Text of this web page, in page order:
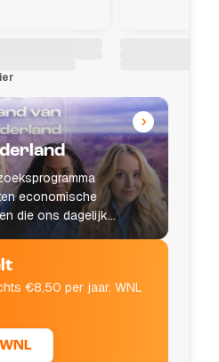
economische
die ons dagelijks
€8,50 per jaar. WNL